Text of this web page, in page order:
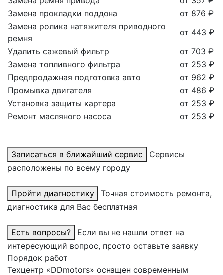
Замена прокладки поддона
от 876 ₽
Замена ролика натяжителя приводного
ремня
от 443 ₽
Удалить сажевый фильтр
от 703 ₽
Замена топливного фильтра
от 253 ₽
Предпродажная подготовка авто
от 962 ₽
Промывка двигателя
от 486 ₽
Установка защиты картера
от 253 ₽
Ремонт масляного насоса
от 253 ₽
Записаться в ближайший сервис
Сервисы
расположены по всему городу
Пройти диагностику
Точная стоимость ремонта,
диагностика для Вас бесплатная
Есть вопросы?
Если вы не нашли ответ на
интересующий вопрос, просто оставьте заявку
Порядок работ
Техцентр «DDmotors» оснащен современным